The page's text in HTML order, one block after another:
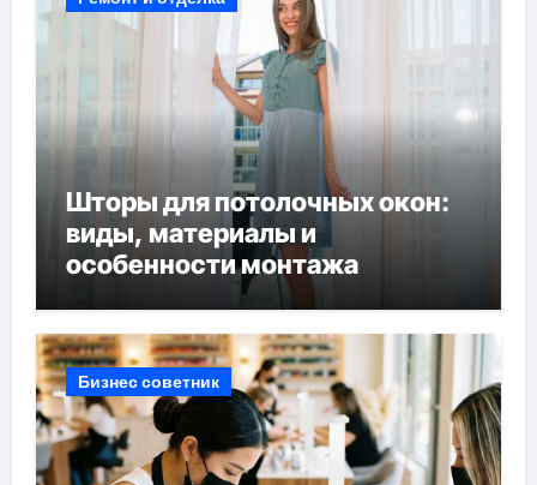
Шторы для потолочных окон:
виды, материалы и
особенности монтажа
Бизнес советник